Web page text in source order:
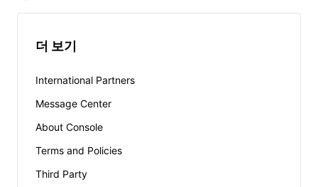
더 보기
International Partners
Message Center
About Console
Terms and Policies
Third Party